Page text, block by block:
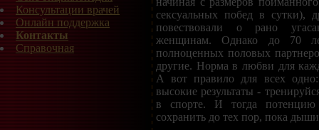
Консультации врачей
Онлайн поддержка
Контакты
Справочная
сексуальных побед в сутки),
повествовали о рано
женщинам. Однако до 70
полноценных половых
другие. Норма в любви для
А вот правило для всех одно:
высокие результаты -
в спорте. И тогда потенцию
сохранить до тех пор, пока